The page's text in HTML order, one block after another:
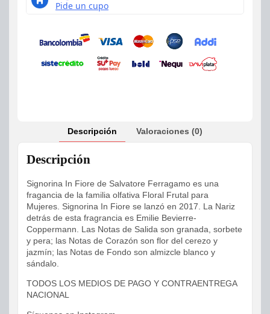
Descripción Valoraciones (0)
Descripción
Signorina In Fiore de Salvatore Ferragamo es una
fragancia de la familia olfativa Floral Frutal para
Mujeres. Signorina In Fiore se lanzó en 2017. La Nariz
detrás de esta fragrancia es Emilie Bevierre-
Coppermann. Las Notas de Salida son granada, sorbete
y pera; las Notas de Corazón son flor del cerezo y
jazmín; las Notas de Fondo son almizcle blanco y
sándalo.
TODOS LOS MEDIOS DE PAGO Y CONTRAENTREGA
NACIONAL